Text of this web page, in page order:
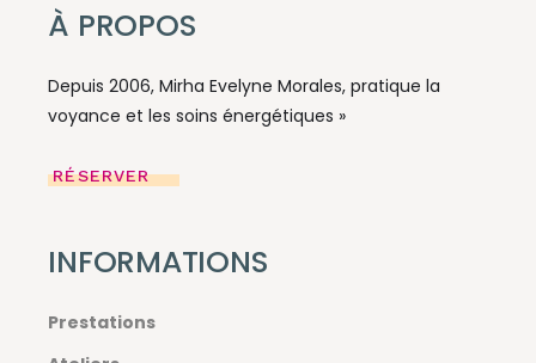
À PROPOS
Depuis 2006, Mirha Evelyne Morales, pratique la
voyance et les soins énergétiques »
RÉSERVER
INFORMATIONS
Prestations